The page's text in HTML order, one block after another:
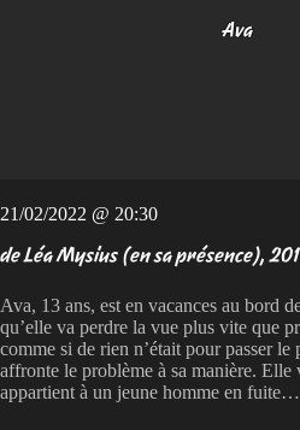
Ava
21/02/2022 @ 20:30
de Léa Mysius (en sa présence),
Ava, 13 ans, est en vacances au bord
qu’elle va perdre la vue plus vite que
comme si de rien n’était pour passer
affronte le problème à sa manière.
appartient à un jeune homme en fuite…